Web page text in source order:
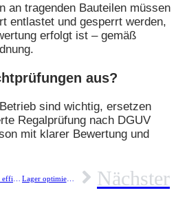
an tragenden Bauteilen müssen
entlastet und gesperrt werden,
erfolgt ist – gemäß
aus?
sind wichtig, ersetzen
Regalprüfung nach DGUV
mit klarer Bewertung und
Lager optimieren: Mehr Platz, mehr Ordnung, mehr Wirtschaftlichkeit Nächster